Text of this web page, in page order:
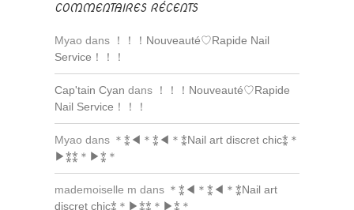
COMMENTAIRES RÉCENTS
Myao dans
！！！Nouveauté♡Rapide Nail
Service！！！
Cap'tain Cyan dans
！！！Nouveauté♡Rapide
Nail Service！！！
Myao dans ＊⁑◀︎＊⁑◀︎＊⁑Nail art discret chic⁑＊
▶︎⁑⁑＊▶︎⁑＊
mademoiselle m dans ＊⁑◀︎＊⁑◀︎＊⁑Nail art
discret chic⁑＊▶︎⁑⁑＊▶︎⁑＊